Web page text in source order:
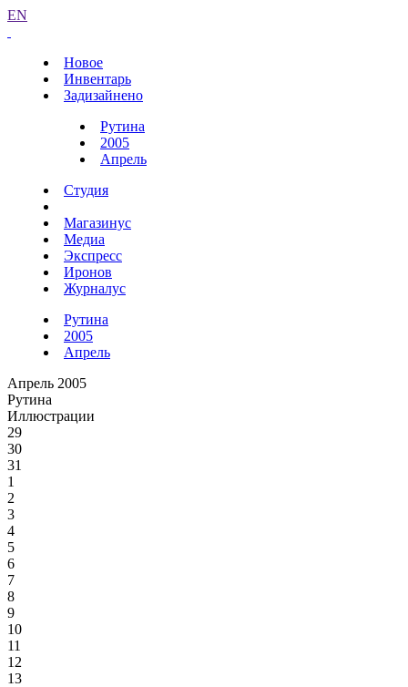
EN
Новое
Инвентарь
Задизайнено
Рутина
2005
Апрель
Студия
Магазинус
Медиа
Экспресс
Иронов
Журналус
Рутина
2005
Апрель
Апрель 2005
Рутина
Иллюстрации
29
30
31
1
2
3
4
5
6
7
8
9
10
11
12
13